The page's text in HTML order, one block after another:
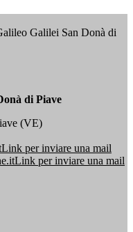
Galilei San Donà di
di Piave
(VE)
Link per inviare una mail
Link per inviare una mail